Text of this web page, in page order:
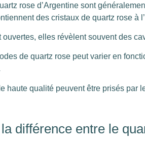
rose d’Argentine sont
des cristaux de quartz rose à
ouvertes, elles révèlent souvent des
de quartz rose peut varier en
haute qualité peuvent être prisés par
différence entre le